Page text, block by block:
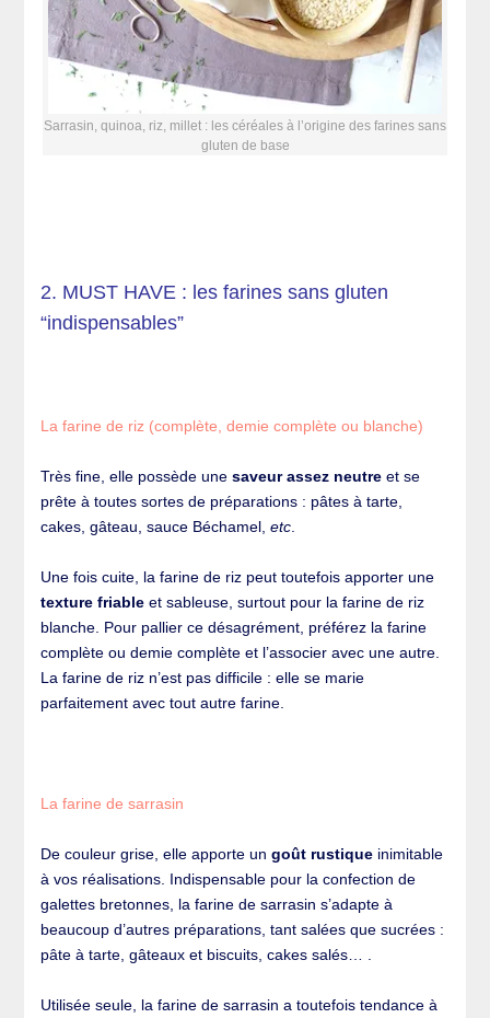
Sarrasin, quinoa, riz, millet : les céréales à l’origine des farines sans
gluten de base
2. MUST HAVE : les farines sans gluten
“indispensables”
La farine de riz (complète, demie complète ou blanche)
Très fine, elle possède unesaveur assez neutre et se
prête à toutes sortes de préparations : pâtes à tarte,
cakes, gâteau, sauce Béchamel,etc
Une fois cuite, la farine de riz peut toutefois apporter une
texture friable et sableuse, surtout pour la farine de riz
blanche. Pour pallier ce désagrément, préférez la farine
complète ou demie complète et l’associer avec une autre.
La farine de riz n’est pas difficile : elle se marie
parfaitement avec tout autre farine.
La farine de sarrasin
De couleur grise, elle apporte ungoût rustique inimitable
à vos réalisations. Indispensable pour la confection de
galettes bretonnes, la farine de sarrasin s’adapte à
beaucoup d’autres préparations, tant salées que sucrées :
pâte à tarte, gâteaux et biscuits, cakes salés… .
Utilisée seule, la farine de sarrasin a toutefois tendance à